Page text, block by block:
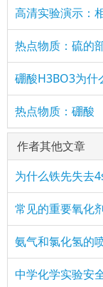
高清实验演示：
热点物质：硫的
硼酸H3BO3为什
热点物质：硼酸
作者其他文章
为什么铁先失去
常见的重要氧化
氨气和氯化氢的
中学化学实验安